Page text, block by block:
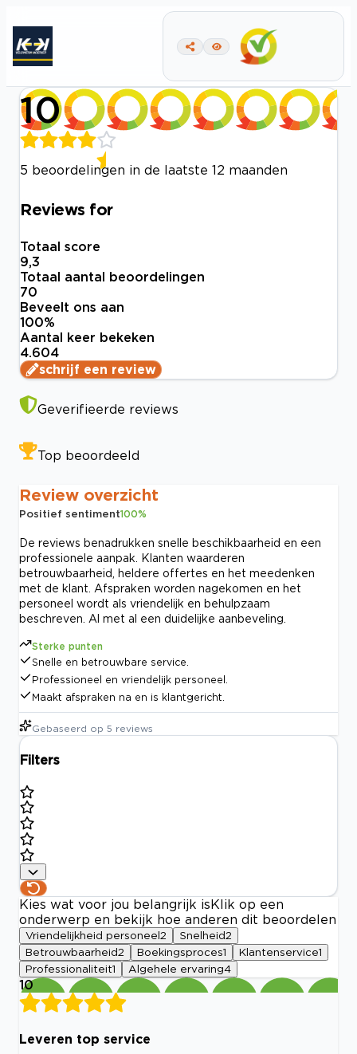
10
5 beoordelingen in de laatste 12 maanden
Reviews for
Totaal score
9,3
Totaal aantal beoordelingen
70
Beveelt ons aan
100%
Aantal keer bekeken
4.604
schrijf een review
Geverifieerde reviews
Top beoordeeld
Review overzicht
Positief sentiment100%
De reviews benadrukken snelle beschikbaarheid en een
professionele aanpak. Klanten waarderen
betrouwbaarheid, heldere offertes en het meedenken
met de klant. Afspraken worden nagekomen en het
personeel wordt als vriendelijk en behulpzaam
beschreven. Al met al een duidelijke aanbeveling.
Sterke punten
Snelle en betrouwbare service.
Professioneel en vriendelijk personeel.
Maakt afspraken na en is klantgericht.
Gebaseerd op 5 reviews
Filters
Kies wat voor jou belangrijk is Klik op een
onderwerp en bekijk hoe anderen dit beoordelen
Vriendelijkheid personeel 2 Snelheid2
Betrouwbaarheid2 Boekingsproces1 Klantenservice1
Professionaliteit1 Algehele ervaring4
10
Leveren top service